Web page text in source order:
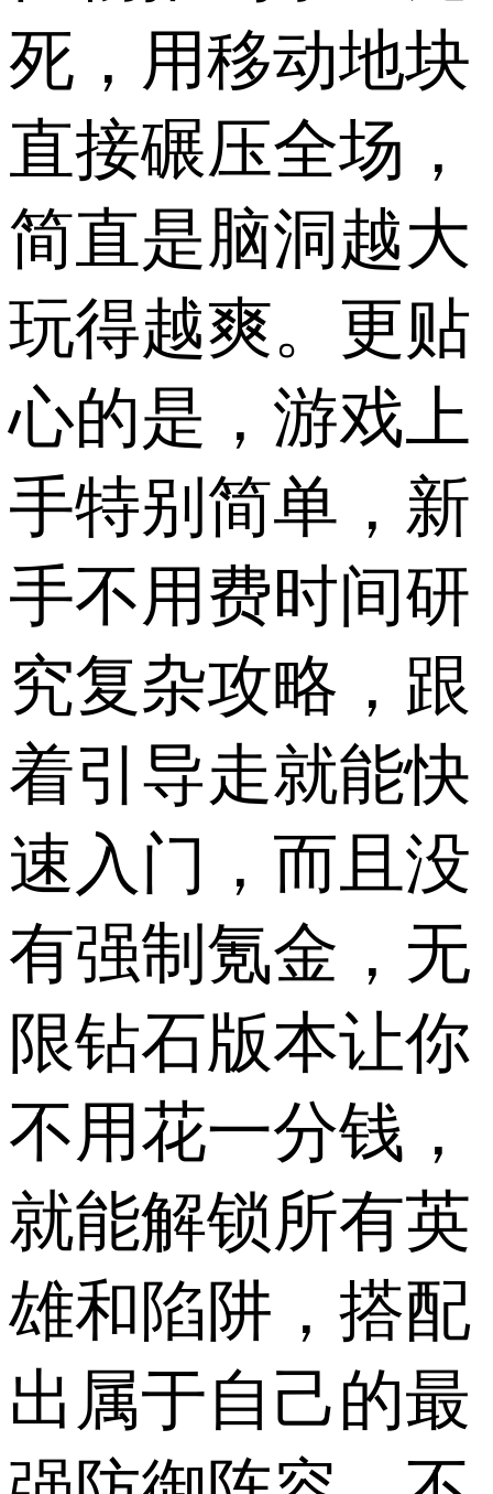
死，用移动地块
直接碾压全场，
简直是脑洞越大
玩得越爽。更贴
心的是，游戏上
手特别简单，新
手不用费时间研
究复杂攻略，跟
着引导走就能快
速入门，而且没
有强制氪金，无
限钻石版本让你
不用花一分钱，
就能解锁所有英
雄和陷阱，搭配
出属于自己的最